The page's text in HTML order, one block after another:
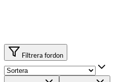
Filtrera fordon